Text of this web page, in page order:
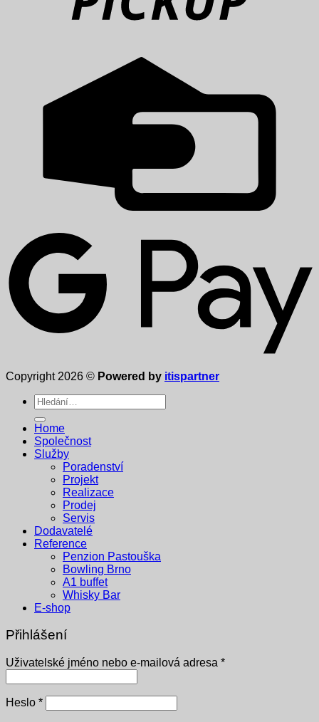
Copyright 2026 © Powered by itispartner
Hledat:
Home
Společnost
Služby
Poradenství
Projekt
Realizace
Prodej
Servis
Dodavatelé
Reference
Penzion Pastouška
Bowling Brno
A1 buffet
Whisky Bar
E-shop
Přihlášení
Uživatelské jméno nebo e-mailová adresa *Povinné
Heslo *Povinné